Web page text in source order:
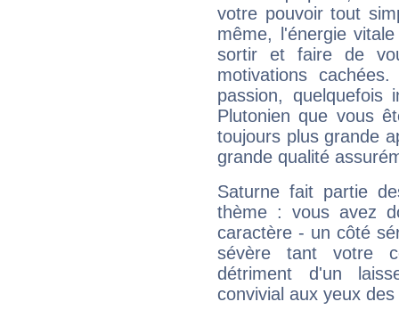
votre pouvoir tout
même, l'énergie
sortir et faire de
motivations
passion, quelquefois
Plutonien que vous
toujours plus grande
grande qualité
Saturne fait partie
thème : vous avez
caractère - un côté
sévère tant votre
détriment d'un
convivial aux yeux